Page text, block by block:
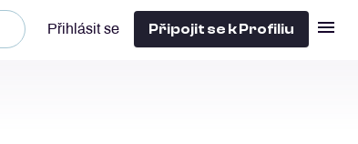
Přihlásit se Připojit se k Profiliu